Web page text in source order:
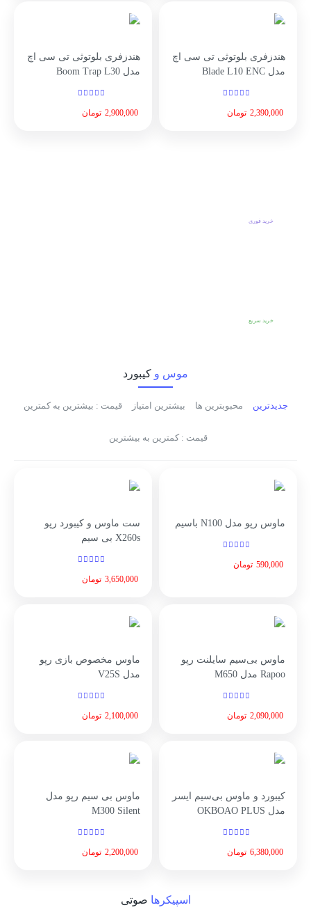
هندزفری بلوتوثی تی سی اچ
مدل Blade L10 ENC
تومان
هندزفری بلوتوثی تی سی اچ
مدل Boom Trap L30
تومان
خرید فوری
خرید سریع
موس و کیبورد
جدیدترین محبوبترین ها بیشترین امتیاز قیمت : بیشترین به کمترین
قیمت : کمترین به بیشترین
ماوس رپو مدل N100 باسیم
تومان
ست ماوس و کیبورد رپو
X260s بی سیم
تومان
ماوس بی‌سیم سایلنت رپو
Rapoo مدل M650
تومان
ماوس مخصوص بازی رپو
مدل V25S
تومان
کیبورد و ماوس بی‌سیم ایسر
مدل OKBOAO PLUS
تومان
ماوس بی سیم رپو مدل
M300 Silent
تومان
اسپیکرها صوتی